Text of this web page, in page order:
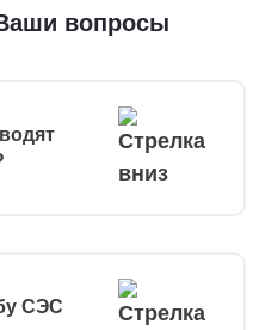
вопросы
СЭС